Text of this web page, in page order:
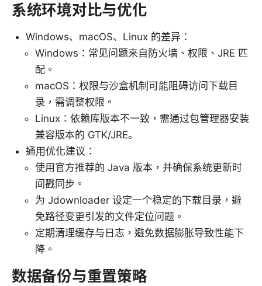
系统环境对比与优化
Windows、macOS、Linux 的差异：
Windows：常见问题来自防火墙、权限、JRE 匹
配。
macOS：权限与沙盒机制可能阻碍访问下载目
录，需调整权限。
Linux：依赖库版本不一致，需通过包管理器安装
兼容版本的 GTK/JRE。
通用优化建议：
使用官方推荐的 Java 版本，并确保系统更新时
间戳同步。
为 Jdownloader 设定一个稳定的下载目录，避
免路径变更引发的文件定位问题。
定期清理缓存与日志，避免数据膨胀导致性能下
降。
数据备份与重置策略